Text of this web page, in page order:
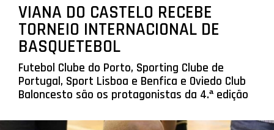
VIANA DO CASTELO RECEBE
TORNEIO INTERNACIONAL DE
BASQUETEBOL
Futebol Clube do Porto, Sporting Clube de
Portugal, Sport Lisboa e Benfica e Oviedo Club
Baloncesto são os protagonistas da 4.ª edição